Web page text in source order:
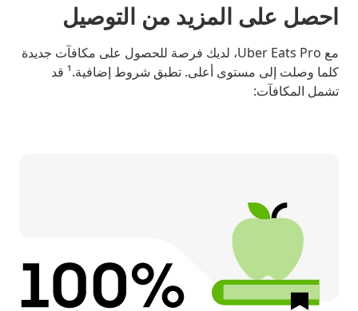
احصل على المزيد من التوصيل
مع Uber Eats Pro، لديك فرصة للحصول على مكافآت جديدة
كلما وصلت إلى مستوى أعلى. تطبق شروط إضافية.¹ قد
تشمل المكافآت: